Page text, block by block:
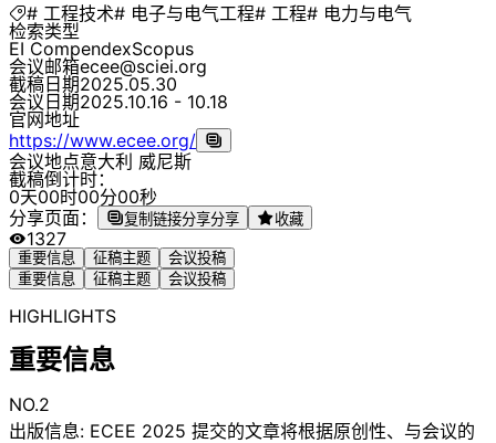
# 工程技术# 电子与电气工程# 工程# 电力与电气
检索类型
EI CompendexScopus
会议邮箱ecee@sciei.org
截稿日期2025.05.30
会议日期2025.10.16 - 10.18
官网地址
https://www.ecee.org/
会议地点意大利 威尼斯
截稿倒计时：
0天00时00分00秒
分享页面：
复制链接分享分享 收藏
1327
重要信息 征稿主题
会议投稿
重要信息
征稿主题 会议投稿
HIGHLIGHTS
重要信息
NO.2
出版信息: ECEE 2025 提交的文章将根据原创性、与会议的